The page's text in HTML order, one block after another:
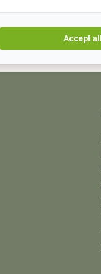
Accept all